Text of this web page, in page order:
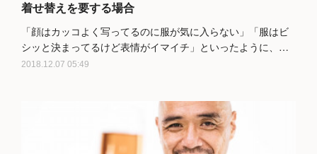
2018.12.07 05:49
着せ替えを要する場合
「顔はカッコよく写ってるのに服が気に入らない」「服はビ
シッと決まってるけど表情がイマイチ」といったように、…